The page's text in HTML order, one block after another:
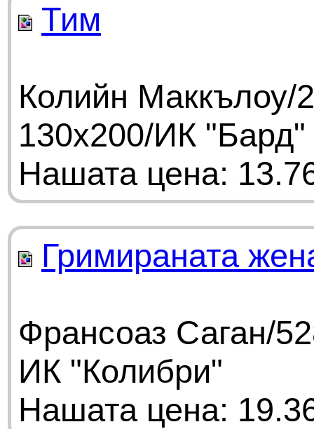
Тим
Колийн Маккълоу/
130х200/ИК "Бард"
Нашата цена:
Гримираната
Франсоаз Саган/
ИК "Колибри"
Нашата цена: